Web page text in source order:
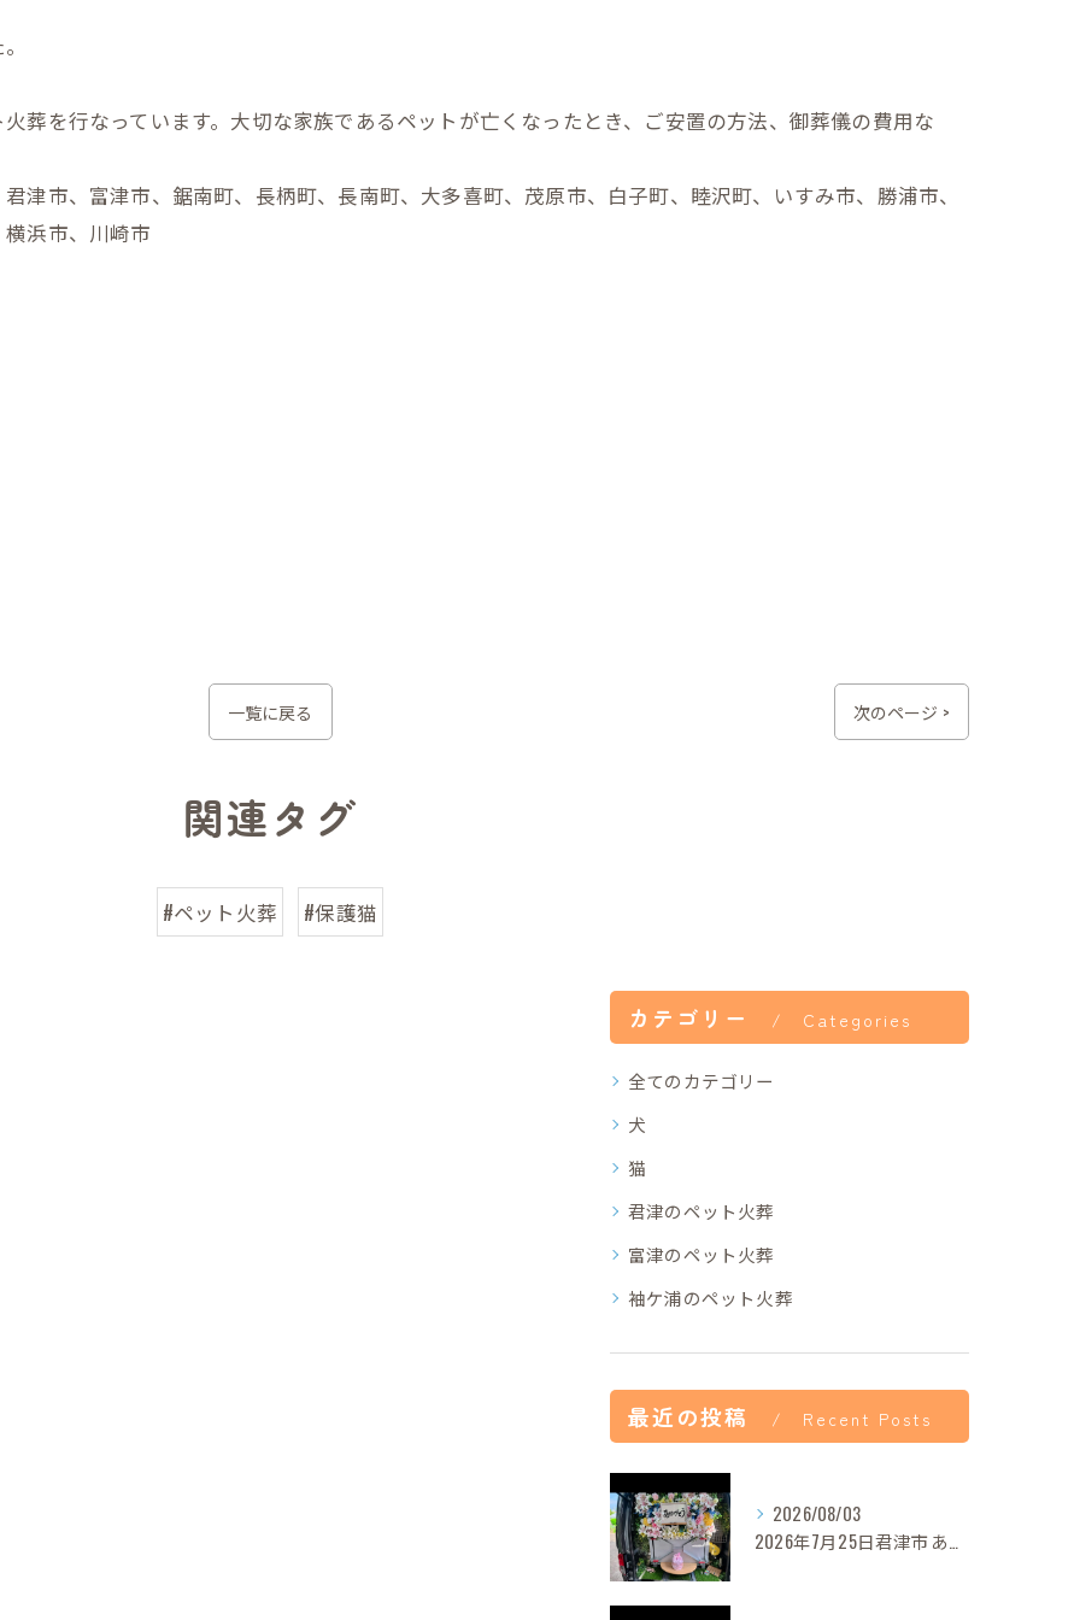
葬を行なっています。大切な家族であるペットが亡くなったとき、ご安置の方法、御葬儀の費用な
津市、富津市、鋸南町、長柄町、長南町、大多喜町、茂原市、白子町、睦沢町、いすみ市、勝浦市、
浜市、川崎市
一覧に戻る 次のページ >
関連タグ
#ペット火葬 #保護猫
カテゴリー Categories
全てのカテゴリー
犬
猫
君津のペット火葬
富津のペット火葬
袖ケ浦のペット火葬
最近の投稿 Recent Posts
2026/08/03
2026年7月25日君津市あずきちゃんご葬儀